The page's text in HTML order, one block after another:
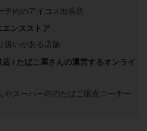
テ内のアイコス出張所
エンスストア
扱いがある店舗
/ たばこ屋さんの運営するオンライ
やスーパー内のたばこ販売コーナー